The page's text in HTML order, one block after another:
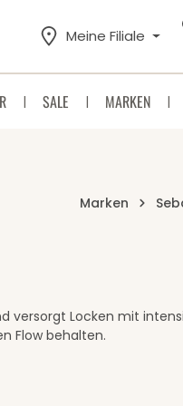
Meine Filiale
SALE MARKEN
Marken
versorgt Locken mit
Flow behalten.